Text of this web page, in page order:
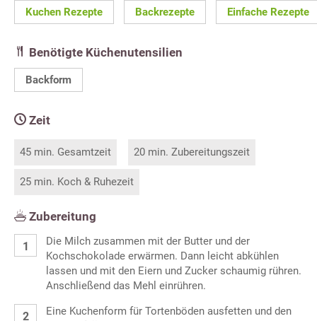
Kuchen Rezepte Backrezepte Einfache Rezepte
Benötigte Küchenutensilien
Backform
Zeit
45 min. Gesamtzeit 20 min. Zubereitungszeit
25 min. Koch & Ruhezeit
Zubereitung
Die Milch zusammen mit der Butter und der
Kochschokolade erwärmen. Dann leicht abkühlen
lassen und mit den Eiern und Zucker schaumig rühren.
Anschließend das Mehl einrühren.
Eine Kuchenform für Tortenböden ausfetten und den